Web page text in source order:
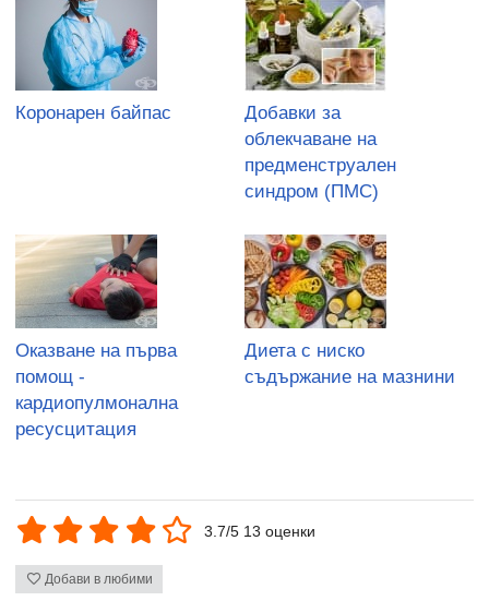
Коронарен байпас
Добавки за
облекчаване на
предменструален
синдром (ПМС)
Оказване на първа
помощ -
кардиопулмонална
ресусцитация
Диета с ниско
съдържание на мазнини
3.7/5 13 оценки
Добави в любими